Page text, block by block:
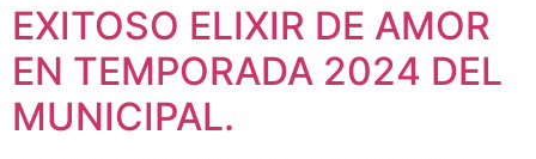
EXITOSO ELIXIR DE AMOR
EN TEMPORADA 2024 DEL
MUNICIPAL.